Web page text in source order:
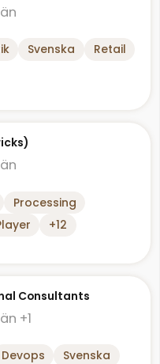
Svenska
Retail
Processing
+12
Consultants
+1
Devops
Svenska